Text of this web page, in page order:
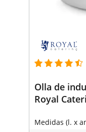
Olla de
Royal
Medidas (l. x